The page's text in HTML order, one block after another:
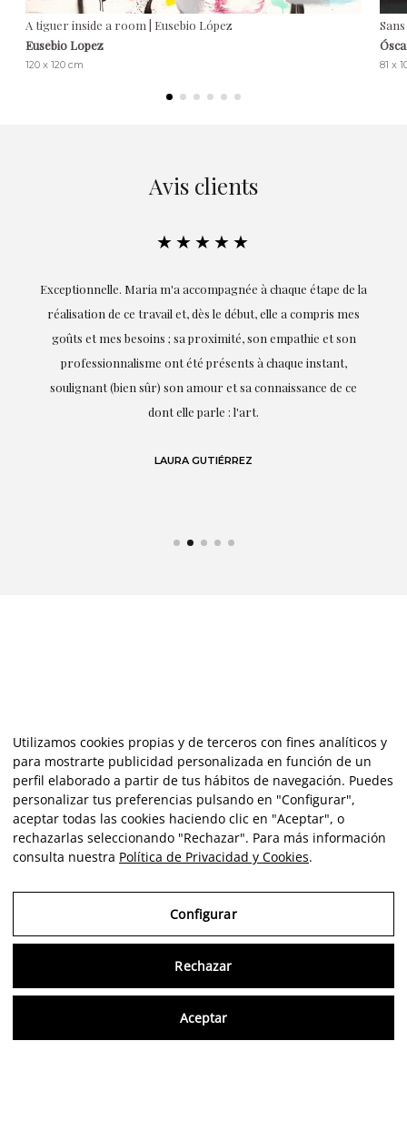
A tiguer inside a room | Eusebio López
Eusebio Lopez
120 x 120 cm 81 x
Avis clients
m'a accompagnée à chaque étape de la
travail et, dès le début, elle a compris mes
; sa proximité, son empathie et son
ont été présents à chaque instant,
sûr) son amour et sa connaissance de ce
Expérience
installations
Utilizamos cookies propias y de terceros con fines analíticos y
para mostrarte publicidad personalizada en función de un
perfil elaborado a partir de tus hábitos de navegación. Puedes
personalizar tus preferencias pulsando en "Configurar",
aceptar todas las cookies haciendo clic en "Aceptar", o
rechazarlas seleccionando "Rechazar". Para más información
consulta nuestra Política de Privacidad y Cookies.
Configurar
Rechazar
Aceptar